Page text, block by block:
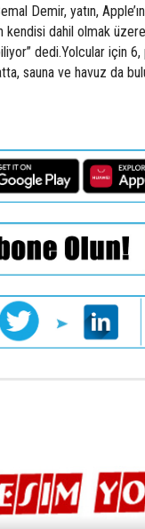
Demir, yatın,
kendisi dahil olmak
dedi.Yolcular için
sauna ve havuz da